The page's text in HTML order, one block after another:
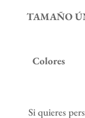
TAMAÑO
Colores
Si quieres